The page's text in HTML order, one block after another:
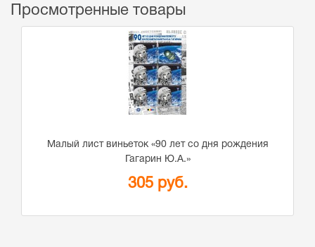
Просмотренные товары
Малый лист виньеток «90 лет со дня рождения
Гагарин Ю.А.»
305 руб.